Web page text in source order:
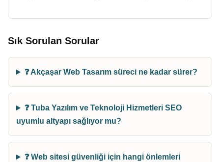
Sık Sorulan Sorular
❓ Akçaşar Web Tasarım süreci ne kadar sürer?
❓ Tuba Yazılım ve Teknoloji Hizmetleri SEO
uyumlu altyapı sağlıyor mu?
❓ Web sitesi güvenliği için hangi önlemleri